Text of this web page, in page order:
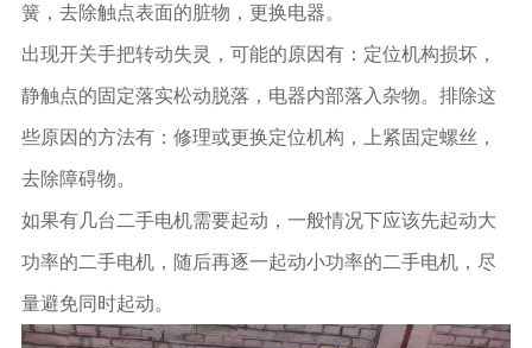
簧，去除触点表面的脏物，更换电器。
出现开关手把转动失灵，可能的原因有：定位机构损坏，
静触点的固定落实松动脱落，电器内部落入杂物。排除这
些原因的方法有：修理或更换定位机构，上紧固定螺丝，
去除障碍物。
如果有几台二手电机需要起动，一般情况下应该先起动大
功率的二手电机，随后再逐一起动小功率的二手电机，尽
量避免同时起动。